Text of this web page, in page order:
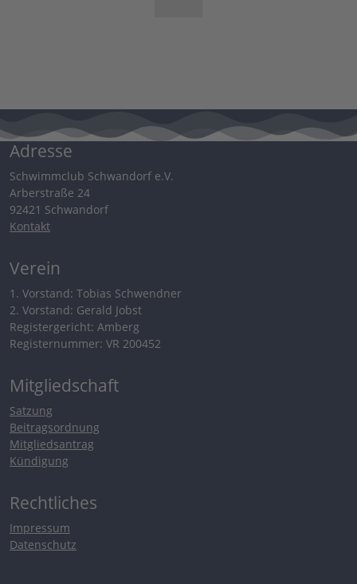
Adresse
Schwimmclub Schwandorf e.V.
Arberstraße 24
92421 Schwandorf
Kontakt
Verein
1. Vorstand: Tobias Schwendner
2. Vorstand: Gerald Jobst
Registergericht: Amberg
Registernummer: VR 200452
Mitgliedschaft
Satzung
Beitragsordnung
Mitgliedsantrag
Kündigung
Rechtliches
Impressum
Datenschutz